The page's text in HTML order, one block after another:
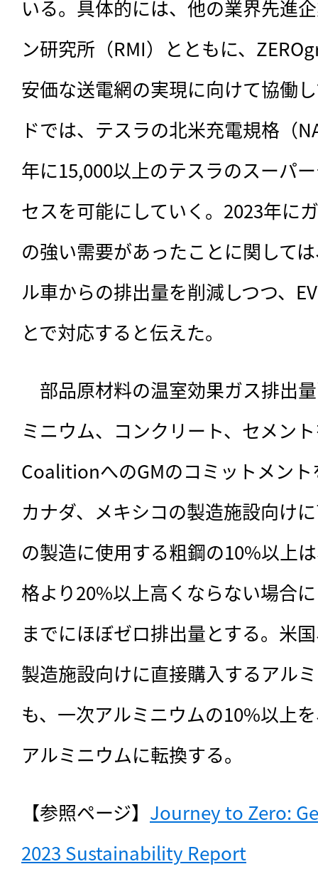
いる。具体的には、他の業界先進
ン研究所（RMI）とともに、
安価な送電網の実現に向けて協働
ドでは、テスラの北米充電規格（
年に15,000以上のテスラのスーパ
セスを可能にしていく。2023年に
の強い需要があったことに関して
ル車からの排出量を削減しつつ、
とで対応すると伝えた。
部品原材料の温室効果ガス排出
ミニウム、コンクリート、セメン
CoalitionへのGMのコミットメン
カナダ、メキシコの製造施設向け
の製造に使用する粗鋼の10%以上
格より20%以上高くならない場合
までにほぼゼロ排出量とする。米
製造施設向けに直接購入するアル
も、一次アルミニウムの10%以上
アルミニウムに転換する。
【参照ページ】 Journey to Zero:
2023 Sustainability Report